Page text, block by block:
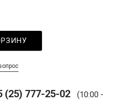
(25) 777-25-02
(10:00 -